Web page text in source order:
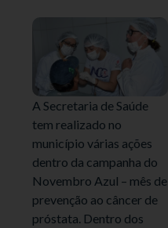
A Secretaria de Saúde
tem realizado no
município várias ações
dentro da campanha do
Novembro Azul – mês de
prevenção ao câncer de
próstata. Dentro dos